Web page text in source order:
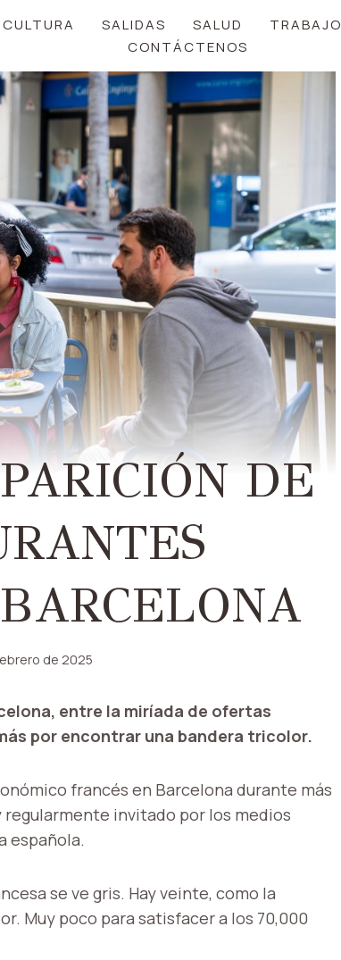
CULTURA SALIDAS SALUD TRABAJO
CONTÁCTENOS
DE
de 2025
​​entre la miríada de ofertas
por encontrar una bandera tricolor.
francés en Barcelona durante más
regularmente invitado por los medios
española.
se ve gris. Hay veinte, como la
Muy poco para satisfacer a los 70,000